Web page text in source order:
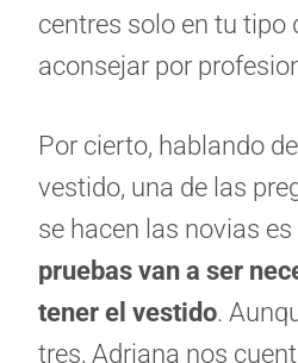
centres solo en tu tipo
aconsejar por
Por cierto, hablando
vestido, una de las
se hacen las novias
pruebas van a ser
tener el vestido.
tres, Adriana nos